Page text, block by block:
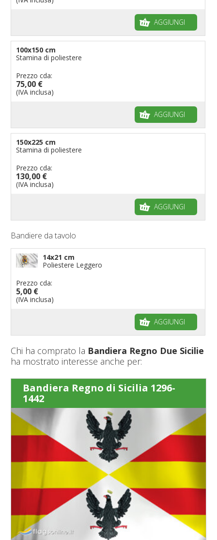
AGGIUNGI
100x150 cm
Stamina di poliestere
Prezzo cda:
75,00 €
(IVA inclusa)
AGGIUNGI
150x225 cm
Stamina di poliestere
Prezzo cda:
130,00 €
(IVA inclusa)
AGGIUNGI
Bandiere da tavolo
14x21 cm
Poliestere Leggero
Prezzo cda:
5,00 €
(IVA inclusa)
AGGIUNGI
Chi ha comprato la Bandiera Regno Due Sicilie
ha mostrato interesse anche per:
Bandiera Regno di Sicilia 1296-
1442